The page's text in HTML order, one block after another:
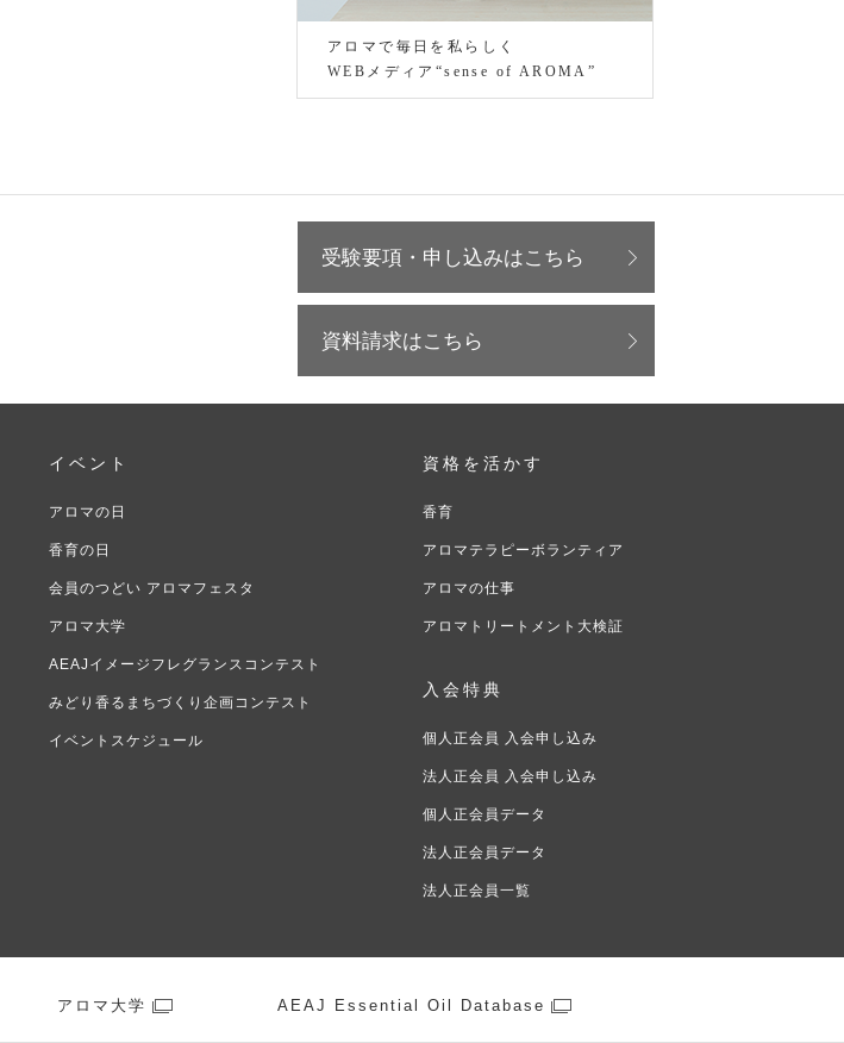
アロマで毎日を私らしく
WEBメディア“sense of AROMA”
受験要項・申し込みはこちら
資料請求はこちら
イベント
アロマの日
香育の日
会員のつどい アロマフェスタ
アロマ大学
AEAJイメージフレグランスコンテスト
みどり香るまちづくり企画コンテスト
イベントスケジュール
資格を活かす
香育
アロマテラピーボランティア
アロマの仕事
アロマトリートメント大検証
入会特典
個人正会員 入会申し込み
法人正会員 入会申し込み
個人正会員データ
法人正会員データ
法人正会員一覧
アロマ大学 AEAJ Essential Oil Database